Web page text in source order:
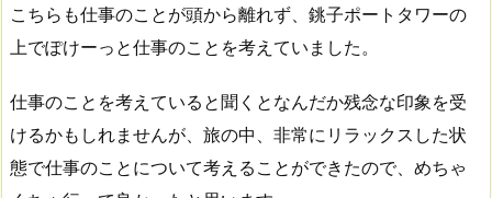
こちらも仕事のことが頭から離れず、銚子ポートタワーの
上でぽけーっと仕事のことを考えていました。
仕事のことを考えていると聞くとなんだか残念な印象を受
けるかもしれませんが、旅の中、非常にリラックスした状
態で仕事のことについて考えることができたので、めちゃ